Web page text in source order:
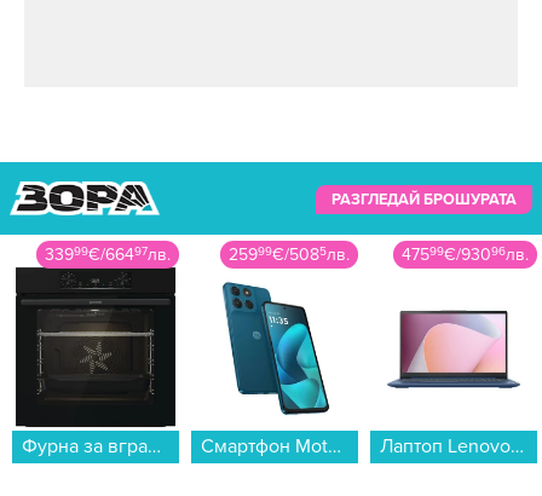
РАЗГЛЕДАЙ БРОШУРАТА
25999€/5085лв.
Смартфон Motorola MOTO G57 POWER 5G 256/12 GREEN , 12 GB, 256 GB...
47599€/93096лв.
Лаптоп Lenovo IDEAPAD SLIM 3 15AMN8 82XQ01F3BM , 15.60 , 16 , 512GB SSD , AMD Radeon 610M Graphics , AMD Ryzen 5 40 QUAD CORE , Без OS...
59999€/117348лв.
Пералня със сушилня LG F2DR508SBW , 1200 об./мин., 5 kg, 8.00 kg, E...